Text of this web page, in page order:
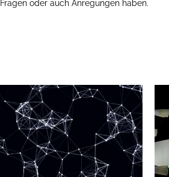
oder auch Anregungen haben.